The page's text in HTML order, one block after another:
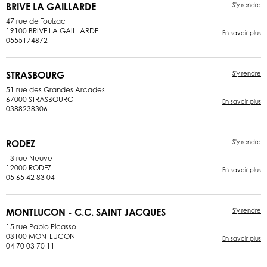
BRIVE LA GAILLARDE
47 rue de Toulzac
19100 BRIVE LA GAILLARDE
0555174872
S'y rendre
En savoir plus
STRASBOURG
51 rue des Grandes Arcades
67000 STRASBOURG
0388238306
S'y rendre
En savoir plus
RODEZ
13 rue Neuve
12000 RODEZ
05 65 42 83 04
S'y rendre
En savoir plus
MONTLUCON - C.C. SAINT JACQUES
15 rue Pablo Picasso
03100 MONTLUCON
04 70 03 70 11
S'y rendre
En savoir plus